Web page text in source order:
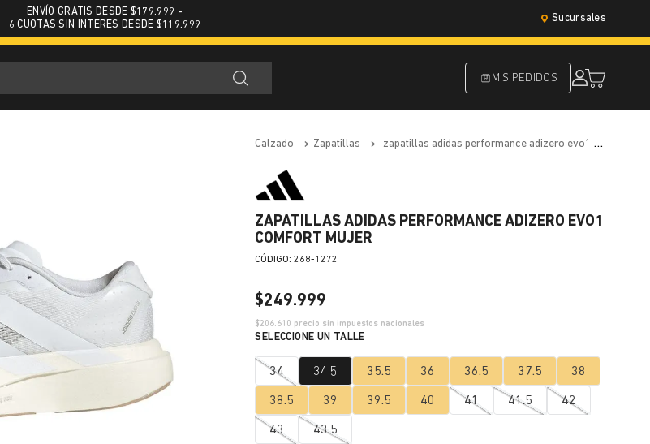
ENVÍO GRATIS DESDE $179.999 -
6 CUOTAS SIN INTERES DESDE $119.999
Sucursales
MIS PEDIDOS
calzado zapatillas zapatillas adidas performance adizero evo1 comfort mujer
ZAPATILLAS ADIDAS PERFORMANCE ADIZERO EVO1
COMFORT MUJER
:268-1272
$249.999
$206.610 precio sin impuestos nacionales
34 34.5 35.5 36 36.5 37.5 38
38.5 39 39.5 40 41 41.5 42
43 43.5